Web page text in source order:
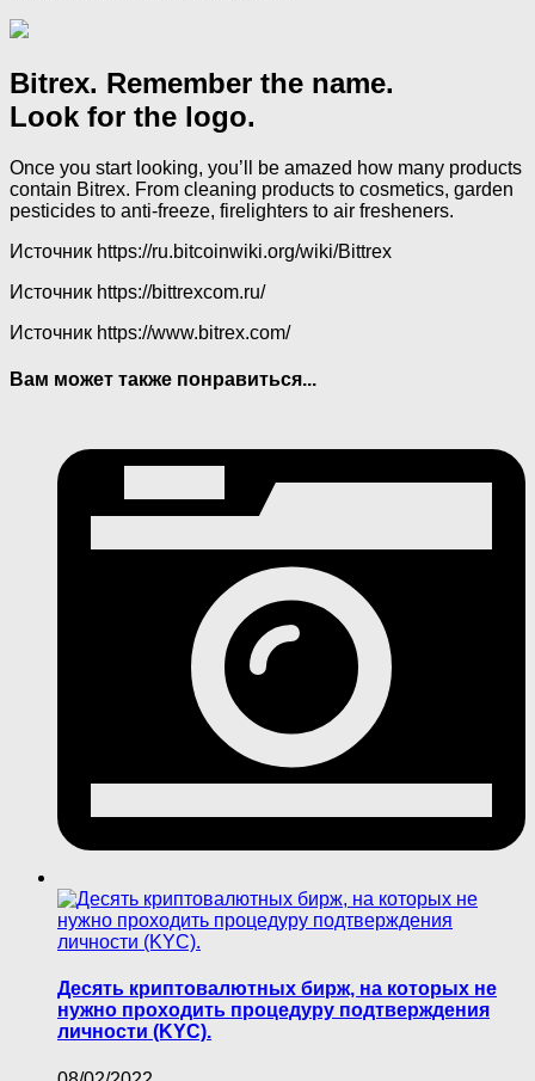
Bitrex. Remember the name.
Look for the logo.
Once you start looking, you’ll be amazed how many products
contain Bitrex. From cleaning products to cosmetics, garden
pesticides to anti-freeze, firelighters to air fresheners.
Источник https://ru.bitcoinwiki.org/wiki/Bittrex
Источник https://bittrexcom.ru/
Источник https://www.bitrex.com/
Вам может также понравиться...
Десять криптовалютных бирж, на которых не
нужно проходить процедуру подтверждения
личности (KYC).